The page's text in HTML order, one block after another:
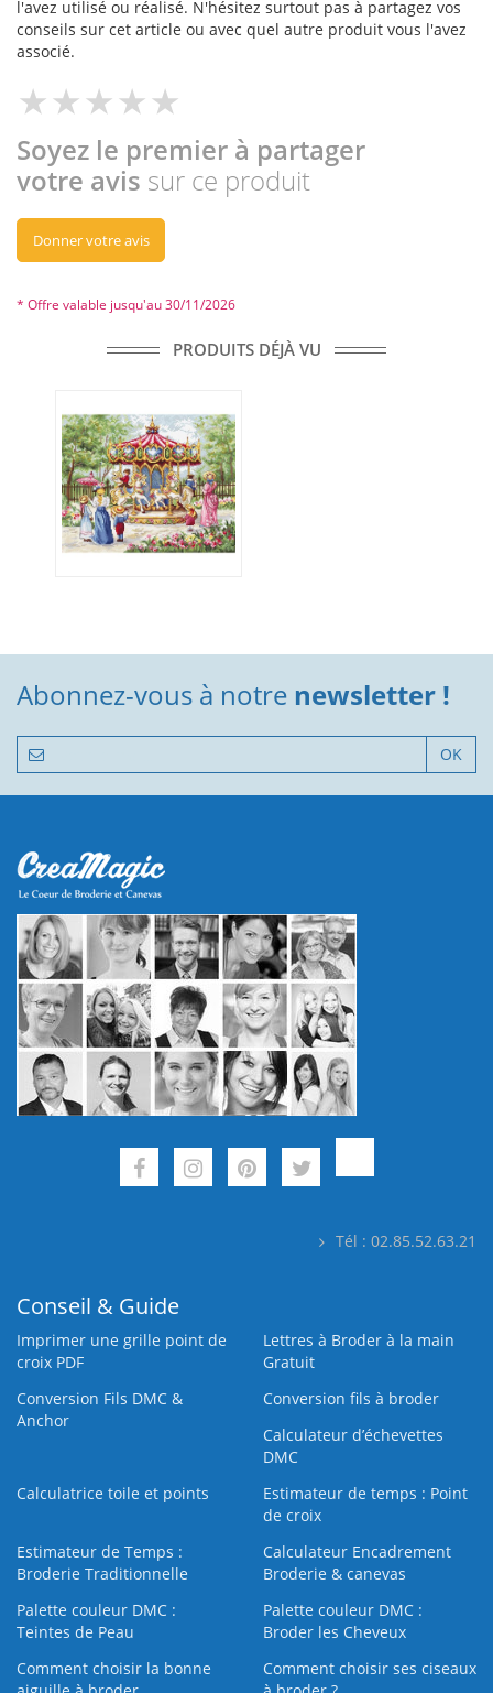
l'avez utilisé ou réalisé. N'hésitez surtout pas à partagez vos
conseils sur cet article ou avec quel autre produit vous l'avez
associé.
Soyez le premier à partager
votre avis sur ce produit
Donner votre avis
* Offre valable jusqu'au 30/11/2026
PRODUITS DÉJÀ VU
Abonnez-vous à notre newsletter !
OK
Tél : 02.85.52.63.21
Conseil & Guide
Imprimer une grille point de
croix PDF
Lettres à Broder à la main
Gratuit
Conversion Fils DMC &
Anchor
Conversion fils à broder
Calculateur d’échevettes
DMC
Calculatrice toile et points
Estimateur de temps : Point
de croix
Estimateur de Temps :
Broderie Traditionnelle
Calculateur Encadrement
Broderie & canevas
Palette couleur DMC :
Teintes de Peau
Palette couleur DMC :
Broder les Cheveux
Comment choisir la bonne
Comment choisir ses ciseaux